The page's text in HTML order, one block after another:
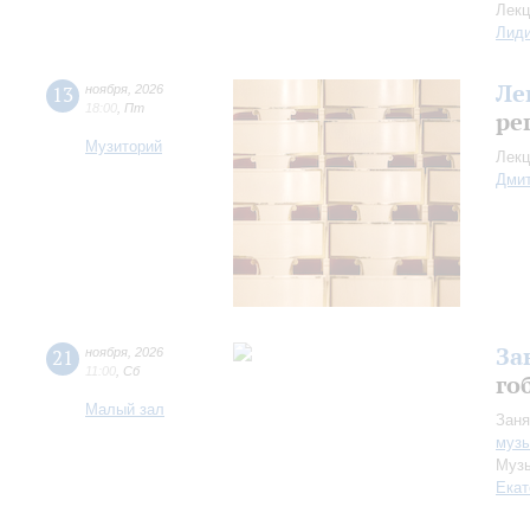
13 ноября 2026
18:00 Пт
Музиторий
21 ноября 2026
11:00 Сб
Малый зал